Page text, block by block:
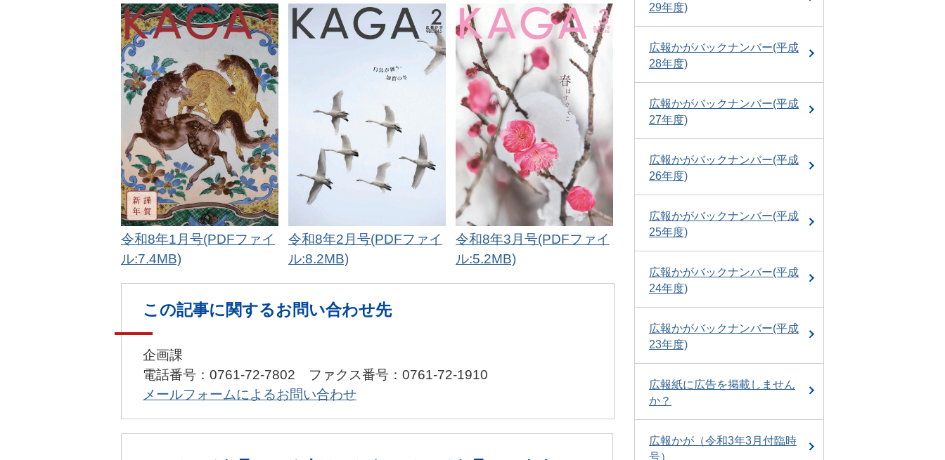
令和8年1月号(PDFファイ
ル:7.4MB)
令和8年2月号(PDFファイ
ル:8.2MB)
令和8年3月号(PDFファイ
ル:5.2MB)
この記事に関するお問い合わせ先
企画課
電話番号：0761-72-7802 ファクス番号：0761-72-1910
メールフォームによるお問い合わせ
29年度)
広報かがバックナンバー(平成
28年度)
広報かがバックナンバー(平成
27年度)
広報かがバックナンバー(平成
26年度)
広報かがバックナンバー(平成
25年度)
広報かがバックナンバー(平成
24年度)
広報かがバックナンバー(平成
23年度)
広報紙に広告を掲載しません
か？
広報かが（令和3年3月付臨時
号）